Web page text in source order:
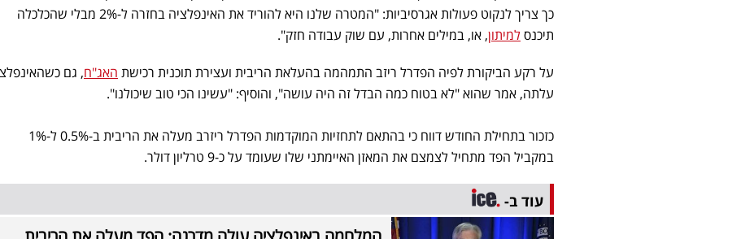
כך צריך לנקוט פעולות אגרסיביות: "המטרה שלנו היא להוריד את האינפלציה בחזרה ל-2% מבלי שהכלכלה
תיכנסלמיתון, או, במילים אחרות, עם שוק עבודה חזק".
על רקע הביקורת לפיה הפדרל ריזב התמהמה בהעלאת הריבית ועצירת תוכנית רכישת האג"ח, גם
עלתה, אמר שהוא "לא בטוח כמה הבדל זה היה עושה", והוסיף: "עשינו הכי טוב שיכולנו".
כזכור בתחילת החודש דווח כי בהתאם לתחזיות המוקדמות הפדרל ריזרב מעלה את הריבית ב-0.5% ל-1%
במקביל הפד מתחיל לצמצם את המאזן האיימתני שלו שעומד על כ-9 טרליון דולר.
עוד ב-